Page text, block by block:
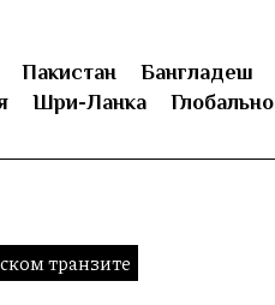
Пакистан Бангладеш
Шри-Ланка Глобально
транзите